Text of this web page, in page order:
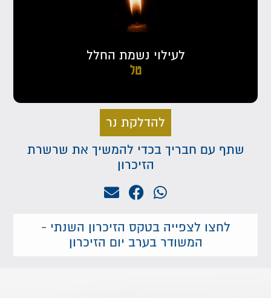
לעילוי נשמת החלל
טל
להדלקת נר
שתף עם חבריך בכדי להמשיך את שרשרת
הזיכרון
לחצו לצפייה בטקס הזיכרון השנתי -
המשודר בערב יום הזיכרון